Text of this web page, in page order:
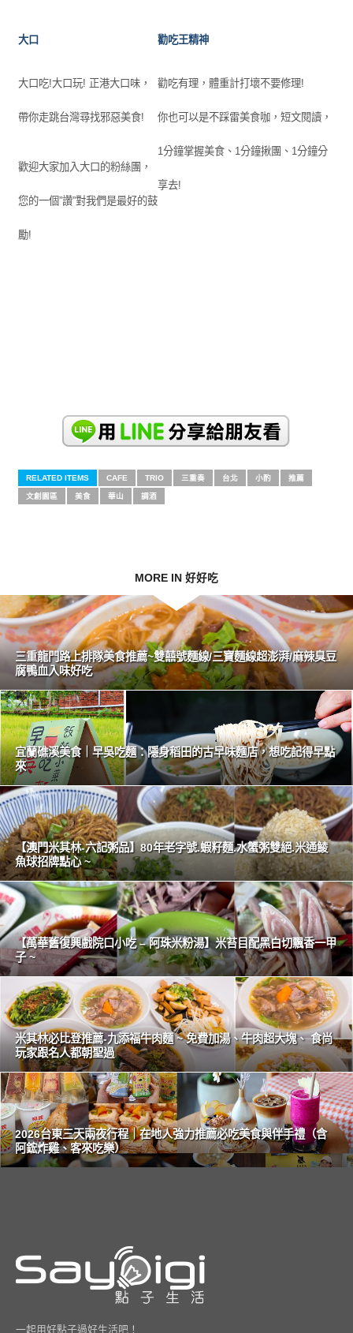
大口
大口吃!大口玩! 正港大口味，
帶你走跳台灣尋找邪惡美食!
歡迎大家加入大口的粉絲團，
您的一個”讚”對我們是最好的鼓
勵!
勸吃王精神
勸吃有理，體重計打壞不要修理!
你也可以是不踩雷美食咖，短文閱讀，
1分鐘掌握美食、1分鐘揪團、1分鐘分
享去!
RELATED ITEMS CAFE TRIO 三重奏 台北 小酌 推薦
文創園區 美食 華山 調酒
MORE IN 好好吃
三重龍門路上排隊美食推薦~雙囍號麵線/三寶麵線超澎湃/麻辣臭豆
腐鴨血入味好吃
宜蘭礁溪美食｜早吳吃麵：隱身稻田的古早味麵店，想吃記得早點
來
【澳門米其林-六記粥品】80年老字號.蝦籽麵.水蟹粥雙絕.米通鯪
魚球招牌點心 ~
【萬華舊復興戲院口小吃 – 阿珠米粉湯】米苔目配黑白切飄香一甲
子 ~
米其林必比登推薦-九添福牛肉麵 ~ 免費加湯、牛肉超大塊、 食尚
玩家跟名人都朝聖過
2026台東三天兩夜行程｜在地人強力推薦必吃美食與伴手禮（含
阿鋐炸雞、客來吃樂）
一起用好點子過好生活吧！